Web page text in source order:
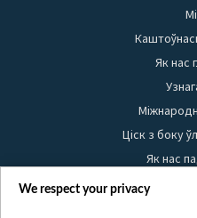
Як нас
Ціск з боку
Як нас
Правілы
We respect your privacy